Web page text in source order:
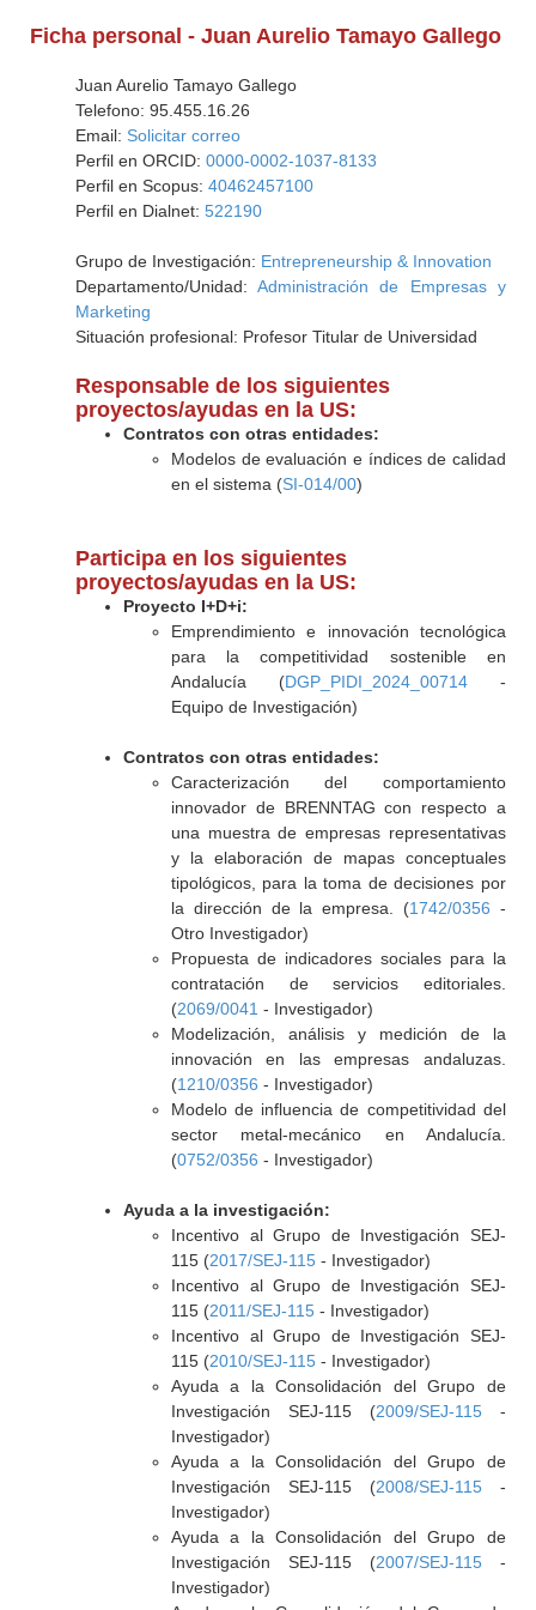
Ficha personal - Juan Aurelio Tamayo Gallego
Juan Aurelio Tamayo Gallego
Telefono: 95.455.16.26
Email: Solicitar correo
Perfil en ORCID: 0000-0002-1037-8133
Perfil en Scopus: 40462457100
Perfil en Dialnet: 522190
Grupo de Investigación: Entrepreneurship & Innovation
Departamento/Unidad:Administración de Empresas y
Marketing
Situación profesional: Profesor Titular de Universidad
Responsable de los siguientes
proyectos/ayudas en la US:
Contratos con otras entidades:
Modelos de evaluación e índices de calidad
en el sistema (SI-014/00)
Participa en los siguientes
proyectos/ayudas en la US:
Proyecto I+D+i:
Emprendimiento e innovación tecnológica
para la competitividad sostenible en
Andalucía (DGP_PIDI_2024_00714-
Equipo de Investigación)
Contratos con otras entidades:
Caracterización del comportamiento
innovador de BRENNTAG con respecto a
una muestra de empresas representativas
y la elaboración de mapas conceptuales
tipológicos, para la toma de decisiones por
la dirección de la empresa. (1742/0356 -
Otro Investigador)
Propuesta de indicadores sociales para la
contratación de servicios editoriales.
(2069/0041 - Investigador)
Modelización, análisis y medición de la
innovación en las empresas andaluzas.
(1210/0356 - Investigador)
Modelo de influencia de competitividad del
sector metal-mecánico en Andalucía.
(0752/0356 - Investigador)
Ayuda a la investigación:
Incentivo al Grupo de Investigación SEJ-
115 (2017/SEJ-115- Investigador)
Incentivo al Grupo de Investigación SEJ-
115 (2011/SEJ-115- Investigador)
Incentivo al Grupo de Investigación SEJ-
115 (2010/SEJ-115- Investigador)
Ayuda a la Consolidación del Grupo de
Investigación SEJ-115 (2009/SEJ-115-
Investigador)
Ayuda a la Consolidación del Grupo de
Investigación SEJ-115 (2008/SEJ-115-
Investigador)
Ayuda a la Consolidación del Grupo de
Investigación SEJ-115 (2007/SEJ-115-
Investigador)